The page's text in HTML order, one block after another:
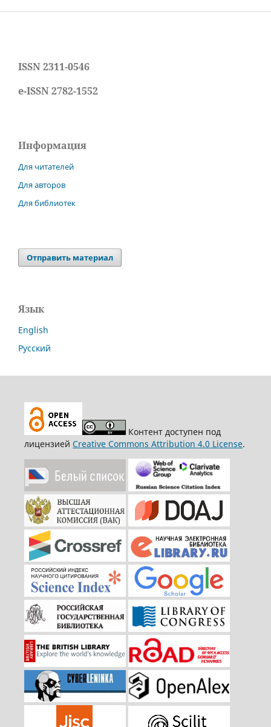
ISSN 2311-0546
e-ISSN 2782-1552
Информация
Для читателей
Для авторов
Для библиотек
Отправить материал
Язык
English
Русский
Контент доступен под
лицензией Creative Commons Attribution 4.0 License.